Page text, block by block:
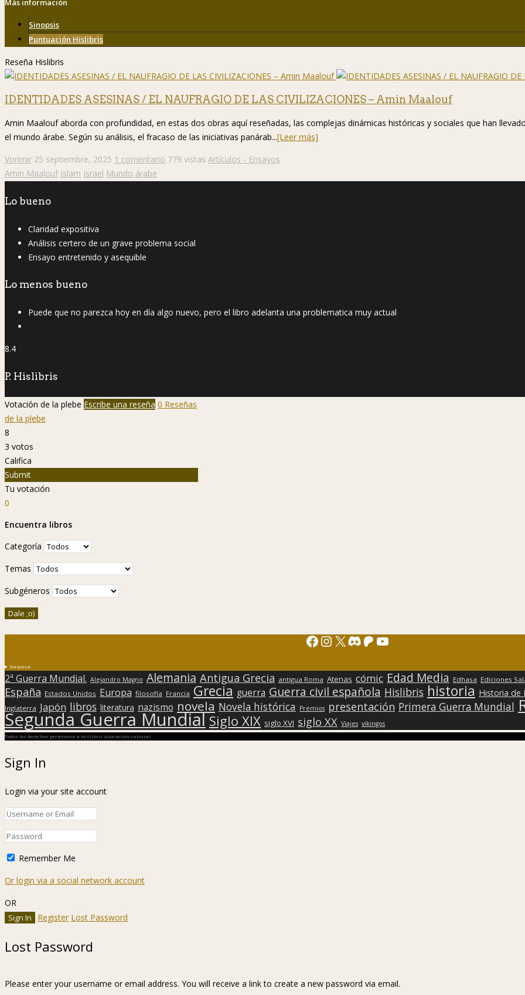
Más información
Sinopsis
Puntuación Hislibris
Reseña Hislibris
IDENTIDADES ASESINAS / EL NAUFRAGIO DE LAS CIVILIZACIONES – Amin Maalouf
Amin Maalouf aborda con profundidad, en estas dos obras aquí reseñadas, las complejas dinámicas históricas y sociales que han
el mundo árabe. Según su análisis, el fracaso de las iniciativas panárab...[Leer más]
Vorimir 25 septiembre, 2025 1 comentario 779 vistas Artículos - Ensayos
Amin Maalouf Islam Israel Mundo árabe
Lo bueno
Claridad expositiva
Análisis certero de un grave problema social
Ensayo entretenido y asequible
Lo menos bueno
Puede que no parezca hoy en día algo nuevo, pero el libro adelanta una problematica muy actual
8.4
P. Hislibris
Votación de la plebe Escribe una reseña 0 Reseñas
de la plebe
8
3 votos
Califica
Submit
Tu votación
0
Encuentra libros
Categoría
Temas
Subgéneros
Facebook
Instagram
X Discord
Patreon
YouTube
Sorpresa
2ª Guerra Mundial. Alejandro Magno Alemania Antigua Grecia antigua Roma Atenas cómic Edad Media Edhasa Ediciones
España Estados Unidos Europa filosofía Francia Grecia guerra Guerra civil española Hislibris historia Historia de
Inglaterra Japón libros literatura nazismo novela Novela histórica Premios presentación Primera Guerra Mundial
Segunda Guerra Mundial Siglo XIX siglo XVI siglo XX Viajes vikingos
Todos los derechos pertenecen a Hislibris Asociación cultural
Sign In
Login via your site account
Remember Me
Or login via a social network account
OR
Register Lost Password
Lost Password
Please enter your username or email address. You will receive a link to create a new password via email.